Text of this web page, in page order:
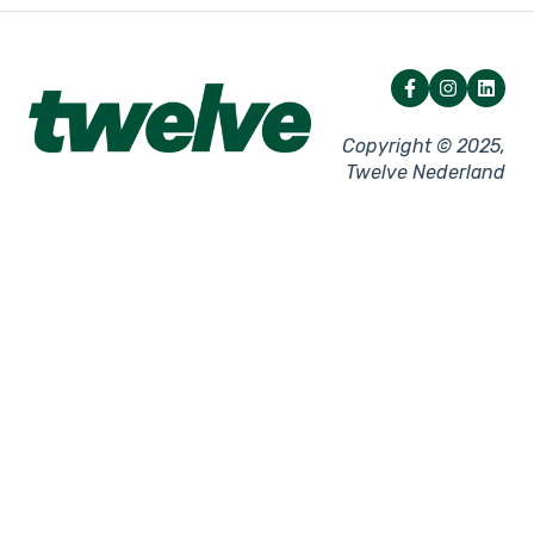
Storingen - Kassa
Storingen - Pin
Copyright © 2025,
Twelve Nederland